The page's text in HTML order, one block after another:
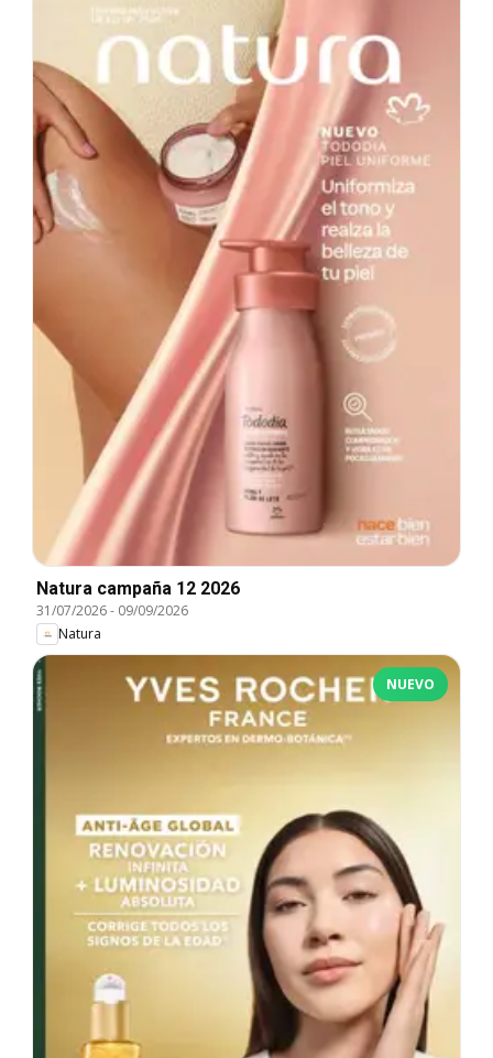
Natura campaña 12 2026
31/07/2026- 09/09/2026
Natura
NUEVO